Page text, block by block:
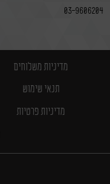
03-9606204
מדיניות משלוחים
תנאי שימוש
מדיניות פרטיות